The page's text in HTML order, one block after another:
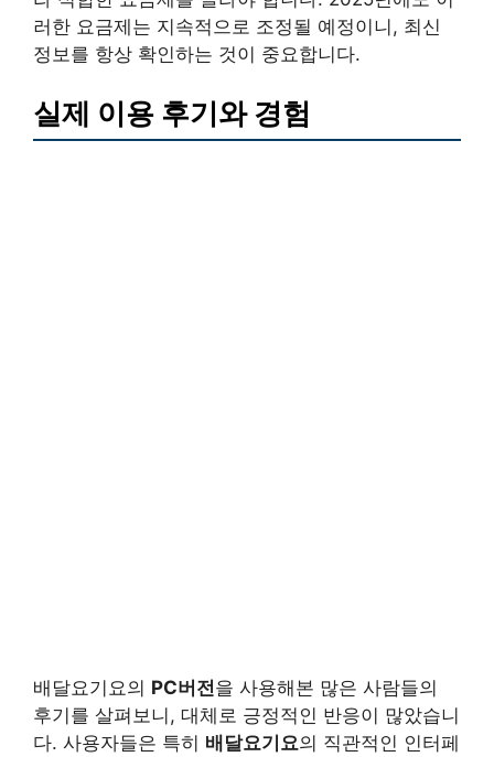
러한 요금제는 지속적으로 조정될 예정이니, 최신
정보를 항상 확인하는 것이 중요합니다.
실제 이용 후기와 경험
배달요기요의 PC버전을 사용해본 많은 사람들의
후기를 살펴보니, 대체로 긍정적인 반응이 많았습니
다. 사용자들은 특히 배달요기요의 직관적인 인터페